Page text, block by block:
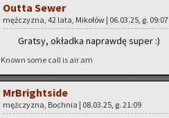
Outta Sewer
męż­czy­zna, 42 lata, Mi­ko­łów | 06.03.25, g. 09:07
Grat­sy, okład­ka na­praw­dę super :)
Known some call is air am
MrBri­ght­si­de
męż­czy­zna, Boch­nia | 08.03.25, g. 21:09